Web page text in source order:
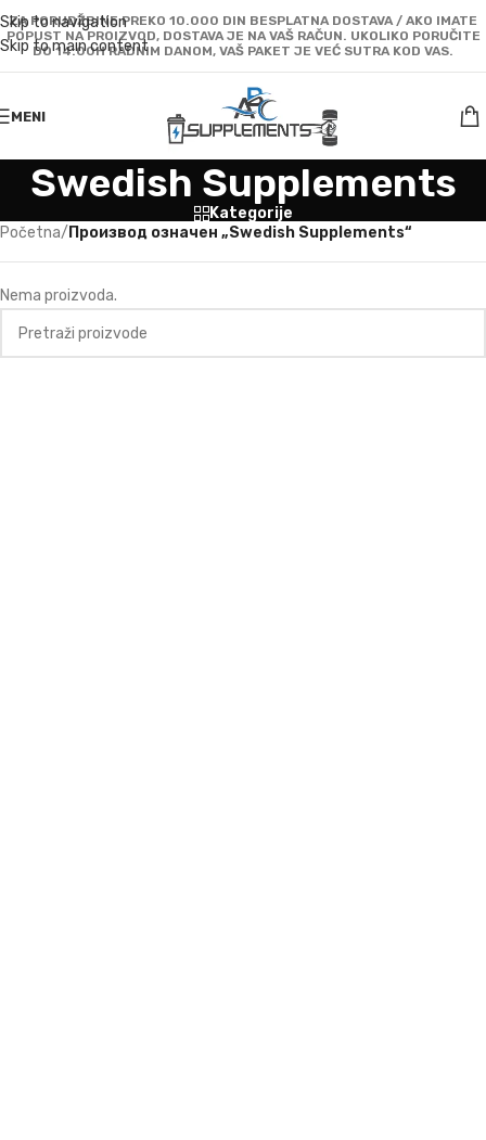
Skip to navigation
Skip to main content
ZA PORUDŽBINE PREKO 10.000 DIN BESPLATNA DOSTAVA / AKO IMATE
POPUST NA PROIZVOD, DOSTAVA JE NA VAŠ RAČUN. UKOLIKO PORUČITE
DO 14:00H RADNIM DANOM, VAŠ PAKET JE VEĆ SUTRA KOD VAS.
MENI
Swedish Supplements
Kategorije
Početna/ Производ oзначен „Swedish Supplements“
Nema proizvoda.